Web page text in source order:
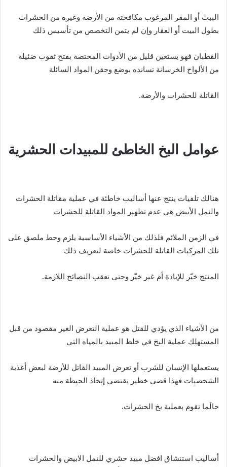
البيت أو المقر المرغوب مكافحته من الأرضة وغيره من الحشرات
بطول البيت أو العقار وإن لم يتمن التخصص من تأسيس ذلك
القطبان فهو يستعين قليل من الأدوات المختصة بفتح ثقوب ضئيلة
من الألواح الخرسانة تسانده بوضع وحقن المواد السائلة
القاتلة للحشرات والأرضة.
عوامل البخ الخاطئ للمبيدات الحشرية
هنالك تلفيات ينتج عنها أساليب خاطئة في عملية مقاتلة الحشرات
والنمل الأبيض هي عدم تطهير المواد القاتلة للحشرات
في الزمن الملائم فلذلك من الأشياء الأساسية يلزم وحط ملصق على
تلك المركبات القاتلة للحشرات خاصة لتعريف ذلك
المنتج خيّر للإبادة أم غير خيّر وحتى تعقب النصائح اللازمة.
من الأشياء الذي يؤدي للقتل هو عملية التعرض الغير مقصود من قبل
المستهلك عملية البخ في خلط المبيد بالمياه التي
يستعملها الإنسان للشرب أو تعرض المبيد القاتل للأرضة لبعض أغذية
الشخصيات فهذا قضى خطير يقتضي إتخاذ الحيطة منه
حالَما تقوم بعملية بخ الحشرات.
أساليب استنشاق افضل مبيد حشري للنمل الابيض والحشرات